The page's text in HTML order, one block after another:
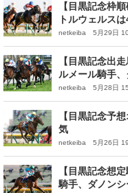
【目黒記念枠
トルウェルス
netkeiba 5月29日
【目黒記念出
ルメール騎手
netkeiba 5月28日
【目黒記念予
気
netkeiba 5月26日
【目黒記念想
騎手、ダノン